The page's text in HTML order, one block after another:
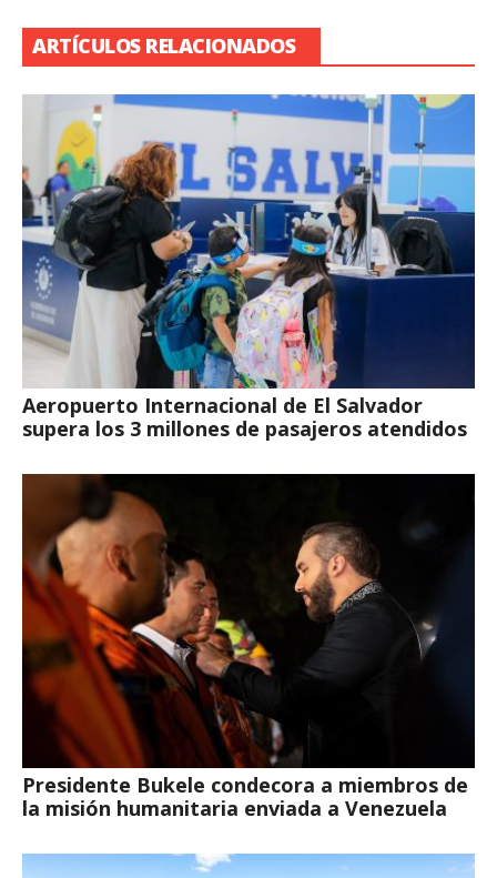
ARTÍCULOS RELACIONADOS
Aeropuerto Internacional de El Salvador
supera los 3 millones de pasajeros atendidos
Presidente Bukele condecora a miembros de
la misión humanitaria enviada a Venezuela